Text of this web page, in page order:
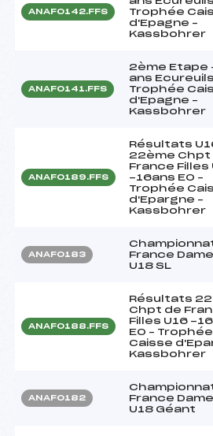
ANAF0142.FFS
Trophée
d'Epagne –
Kassbohrer
ANAF0141.FFS
2ème Etape
ans Ecureuils
Trophée
d'Epagne –
Kassbohrer
ANAF0189.FFS
Résultats
22ème Chpt
France Filles
-16ans EO –
Trophée
d'Epargne –
Kassbohrer
ANAF0183
France
U18 SL
ANAF0188.FFS
Résultats
Chpt de
Filles U16 -
EO – Trophée
Caisse
Kassbohrer
ANAF0182
France
U18 Géant